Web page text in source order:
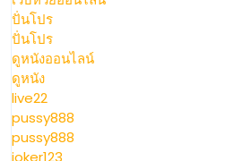
ปั่นโปร
ปั่นโปร
ดูหนังออนไลน์
ดูหนัง
live22
pussy888
pussy888
joker123